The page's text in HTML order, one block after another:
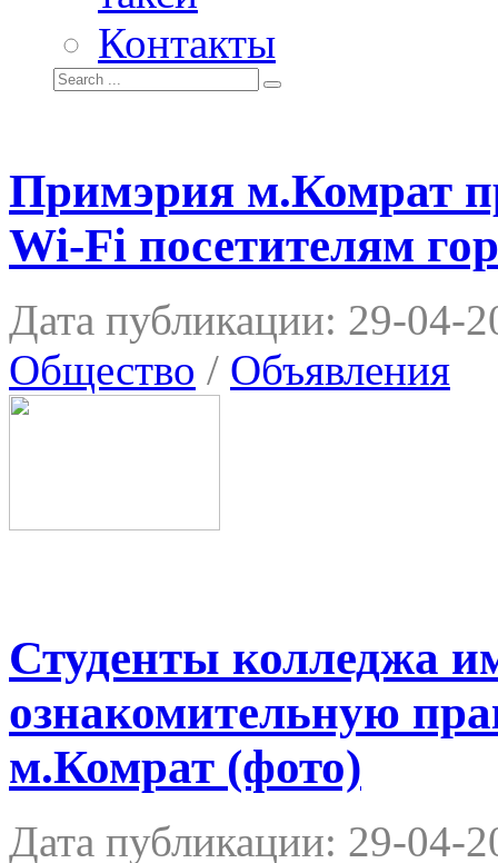
Контакты
Примэрия м.Комрат
Wi-Fi посетителям
Дата публикации: 29-04-
Общество / Объявления
Студенты колледжа
ознакомительную
м.Комрат (фото)
Дата публикации: 29-04-